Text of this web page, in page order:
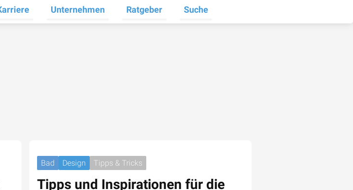
umschaltenfür Gewerbekunden umschalten
Untermenü für Karriere umschalten
Unternehmen
Untermenü für Unternehmen umschalten
Ratgeber
Untermenü für Ratgeber umschalten
Suche
Bad Design Tipps & Tricks
Tipps und Inspirationen für die